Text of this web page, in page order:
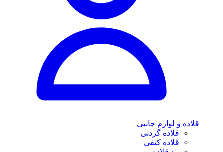
قلاده و لوازم جانبی
قلاده گردنی
قلاده کتفی